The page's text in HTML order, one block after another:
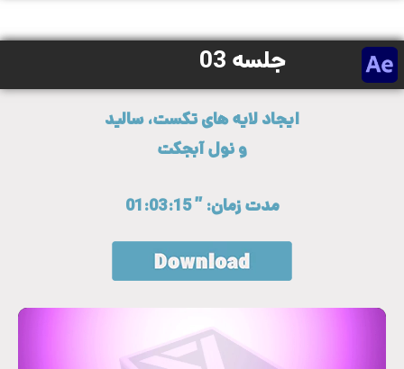
جلسه 03
ایجاد لایه های تکست، سالید
و نول آبجکت
مدت زمان: ” 01:03:15